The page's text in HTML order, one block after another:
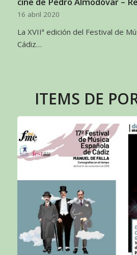
16 abril 2020
La XVIIª edición del Festival de
Cádiz…
ITEMS DE